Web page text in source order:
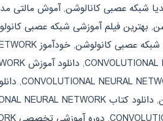
شبکه عصبی کانالوشن,آموش مالتی
, بهترین فیلم آموزشی شبکه عصبی
عصبی کانولوشن,خودآموز CONVOLUTIONAL NEURAL NETWORK
, دانلود آموزش CONVOLUTIONAL NEURAL NETWORK
,
, دانلود کتاب CONVOLUTIONAL NEURAL NETWORK